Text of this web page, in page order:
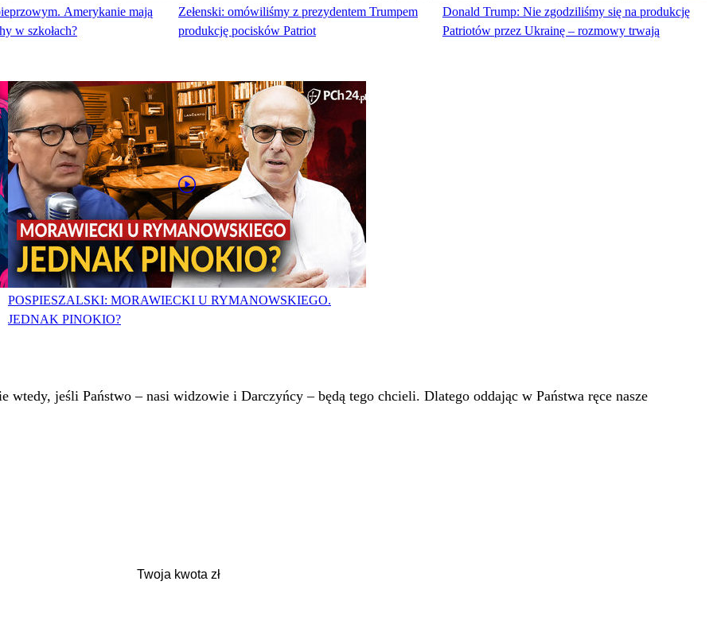
Amerykanie mają
w szkołach?
Zełenski: omówiliśmy z prezydentem Trumpem
produkcję pocisków Patriot
Donald Trump: Nie zgodziliśmy się na produkcję
Patriotów przez Ukrainę – rozmowy trwają
POSPIESZALSKI: MORAWIECKI U RYMANOWSKIEGO.
JEDNAK PINOKIO?
wtedy, jeśli Państwo – nasi widzowie i Darczyńcy – będą tego chcieli. Dlatego oddając w Państwa ręce nasze